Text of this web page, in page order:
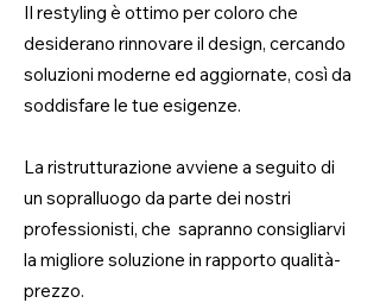
Il restyling è ottimo per coloro che
desiderano rinnovare il design, cercando
soluzioni moderne ed aggiornate, così da
soddisfare le tue esigenze.
La ristrutturazione avviene a seguito di
un sopralluogo da parte dei nostri
professionisti, che sapranno consigliarvi
la migliore soluzione in rapporto qualità-
prezzo.